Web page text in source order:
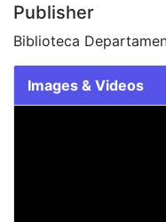
Publisher
Biblioteca
Images & Videos